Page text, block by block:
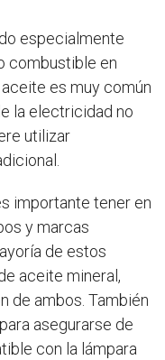
especialmente
combustible en
es muy común
la electricidad no
utilizar
importante tener en
y marcas
de estos
aceite mineral,
de ambos. También
asegurarse de
con la lámpara